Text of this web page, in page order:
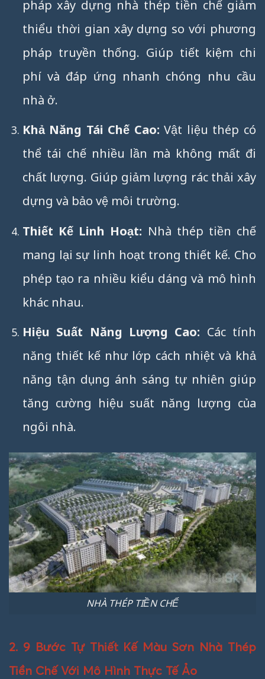
pháp xây dựng nhà thép tiền chế giảm
thiểu thời gian xây dựng so với phương
pháp truyền thống. Giúp tiết kiệm chi
phí và đáp ứng nhanh chóng nhu cầu
nhà ở.
Khả Năng Tái Chế Cao: Vật liệu thép có
thể tái chế nhiều lần mà không mất đi
chất lượng. Giúp giảm lượng rác thải xây
dựng và bảo vệ môi trường.
Thiết Kế Linh Hoạt: Nhà thép tiền chế
mang lại sự linh hoạt trong thiết kế. Cho
phép tạo ra nhiều kiểu dáng và mô hình
khác nhau.
Hiệu Suất Năng Lượng Cao: Các tính
năng thiết kế như lớp cách nhiệt và khả
năng tận dụng ánh sáng tự nhiên giúp
tăng cường hiệu suất năng lượng của
ngôi nhà.
NHÀ THÉP TIỀN CHẾ
2. 9 Bước Tự Thiết Kế Màu Sơn Nhà Thép
Tiền Chế Với Mô Hình Thực Tế Ảo